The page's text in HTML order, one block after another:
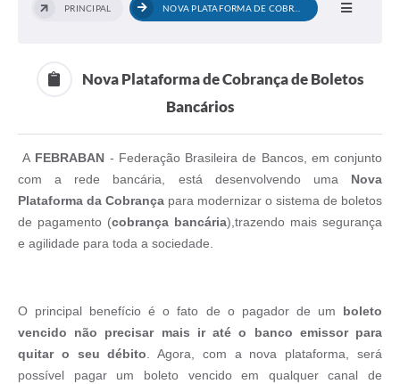
PRINCIPAL NOVA PLATAFORMA DE COBRANÇA DE BOLETOS...
Nova Plataforma de Cobrança de Boletos
Bancários
A FEBRABAN - Federação Brasileira de Bancos, em conjunto
com a rede bancária, está desenvolvendo uma Nova
Plataforma da Cobrança para modernizar o sistema de boletos
de pagamento (cobrança bancária),trazendo mais segurança
e agilidade para toda a sociedade.
O principal benefício é o fato de o pagador de um boleto
vencido não precisar mais ir até o banco emissor para
quitar o seu débito . Agora, com a nova plataforma, será
possível pagar um boleto vencido em qualquer canal de